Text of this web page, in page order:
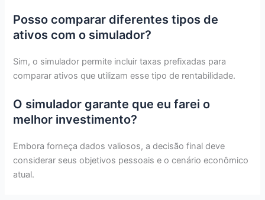
Posso comparar diferentes tipos de
ativos com o simulador?
Sim, o simulador permite incluir taxas prefixadas para
comparar ativos que utilizam esse tipo de rentabilidade.
O simulador garante que eu farei o
melhor investimento?
Embora forneça dados valiosos, a decisão final deve
considerar seus objetivos pessoais e o cenário econômico
atual.